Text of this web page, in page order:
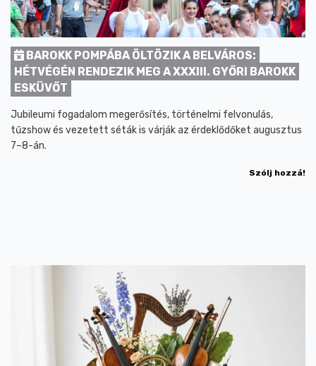
BAROKK POMPÁBA ÖLTÖZIK A BELVÁROS:
HÉTVÉGÉN RENDEZIK MEG A XXXIII. GYŐRI BAROKK
ESKÜVŐT
Jubileumi fogadalom megerősítés, történelmi felvonulás,
tűzshow és vezetett séták is várják az érdeklődőket augusztus
7–8-án.
Szólj hozzá!